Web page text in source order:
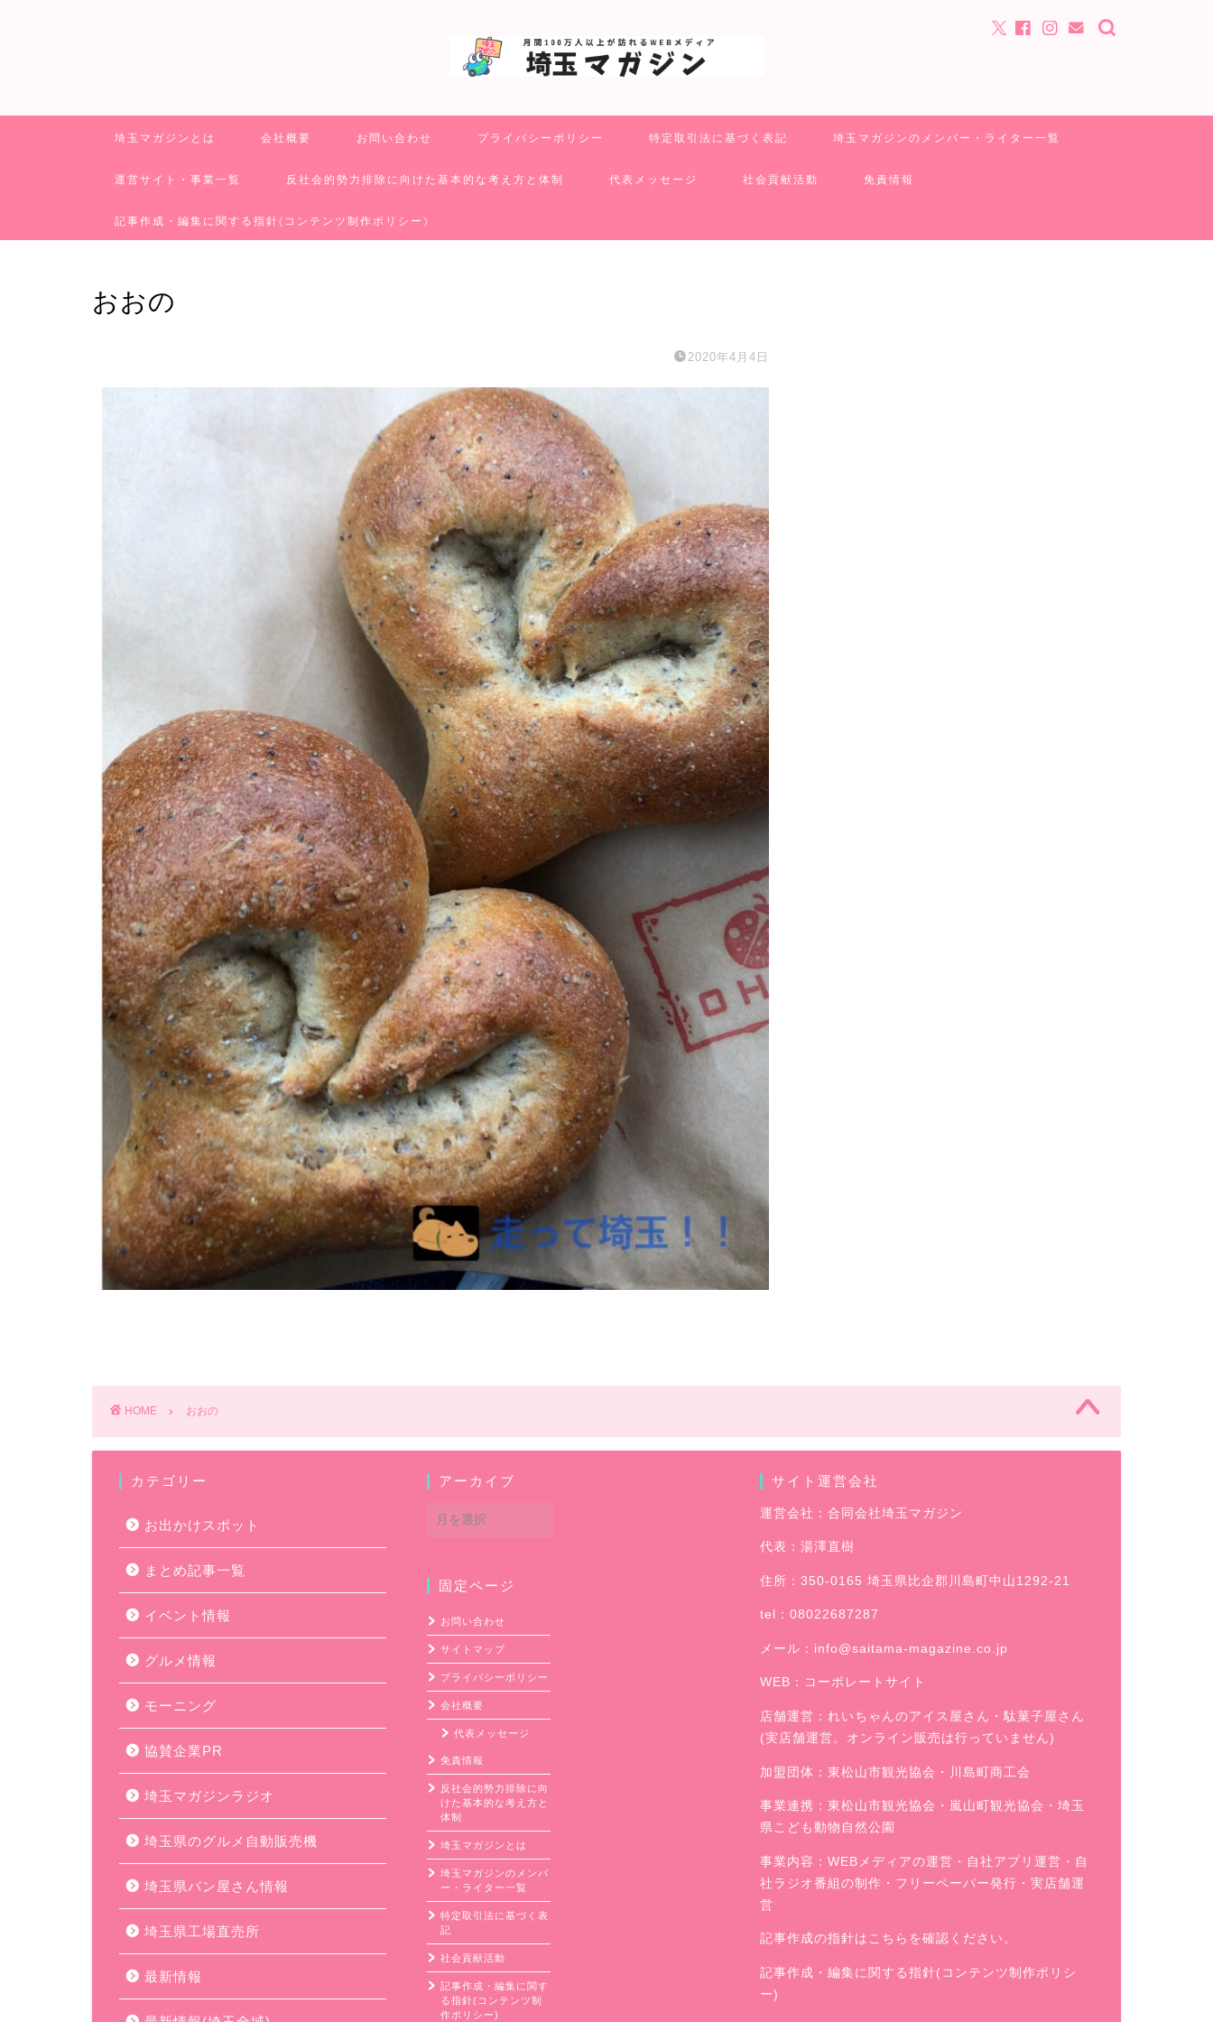
埼玉マガジンとは 会社概要 お問い合わせ プライバシーポリシー 特定取引法に基づく表記 埼玉マガジンのメンバー・ライター一覧
運営サイト・事業一覧 反社会的勢力排除に向けた基本的な考え方と体制 代表メッセージ 社会貢献活動 免責情報
記事作成・編集に関する指針(コンテンツ制作ポリシー)
おおの
2020年4月4日
HOME おおの
カテゴリー
お出かけスポット
まとめ記事一覧
イベント情報
グルメ情報
モーニング
協賛企業PR
埼玉マガジンラジオ
埼玉県のグルメ自動販売機
埼玉県パン屋さん情報
埼玉県工場直売所
最新情報
アーカイブ
ア
ー
固定ページ
お問い合わせ
サイトマップ
プライバシーポリシー
会社概要
代表メッセージ
免責情報
反社会的勢力排除に向
けた基本的な考え方と
体制
埼玉マガジンとは
埼玉マガジンのメンバ
ー・ライター一覧
特定取引法に基づく表
記
社会貢献活動
記事作成・編集に関す
る指針(コンテンツ制
作ポリシー)
サイト運営会社
運営会社：合同会社埼玉マガジン
代表：湯澤直樹
住所：350-0165 埼玉県比企郡川島町中山1292-21
tel：08022687287
メール： info@saitama-magazine.co.jp
WEB： コーポレートサイト
店舗運営：れいちゃんのアイス屋さん ・駄菓子屋さん
(実店舗運営。オンライン販売は行っていません)
加盟団体：東松山市観光協会・川島町商工会
事業連携：東松山市観光協会・嵐山町観光協会・埼玉
県こども動物自然公園
事業内容：WEBメディアの運営・自社アプリ運営・自
社ラジオ番組の制作・フリーペーパー発行・実店舗運
営
記事作成の指針はこちらを確認ください。
記事作成・編集に関する指針(コンテンツ制作ポリシ
ー)